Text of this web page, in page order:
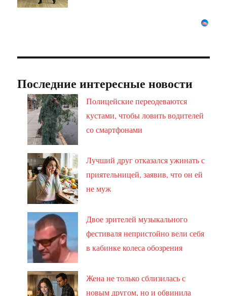
Последние интересные новости
Полицейские переодеваются
кустами, чтобы ловить водителей
со смартфонами
Лучший друг отказался ужинать с
приятельницей, заявив, что он ей
не муж
Двое зрителей музыкального
фестиваля непристойно вели себя
в кабинке колеса обозрения
Жена не только сблизилась с
новым другом, но и обвинила